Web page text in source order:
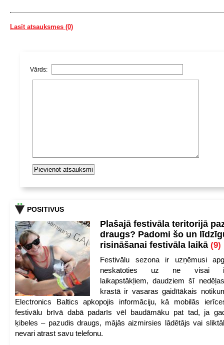
Lasīt atsauksmes (0)
Vārds:
POSITIVUS
Plašajā festivāla teritorijā
draugs? Padomi šo un
risināšanai festivāla laikā (9)
Festivālu sezona ir uzņēmusi
neskatoties uz ne visai
laikapstākļiem, daudziem šī
krastā ir vasaras gaidītākais
Electronics Baltics apkopojis informāciju, kā mobilās
festivālu brīvā dabā padarīs vēl baudāmāku pat tad, ja
ķibeles – pazudis draugs, mājās aizmirsies lādētājs vai
nevari atrast savu telefonu.